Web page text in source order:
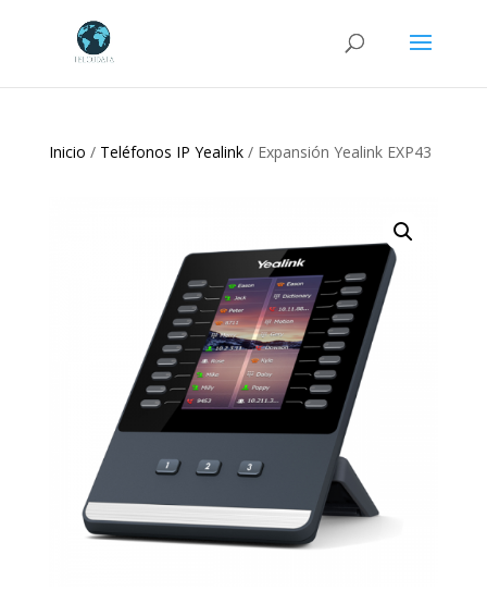
productos
Inicio / Teléfonos IP Yealink/ Expansión Yealink EXP43